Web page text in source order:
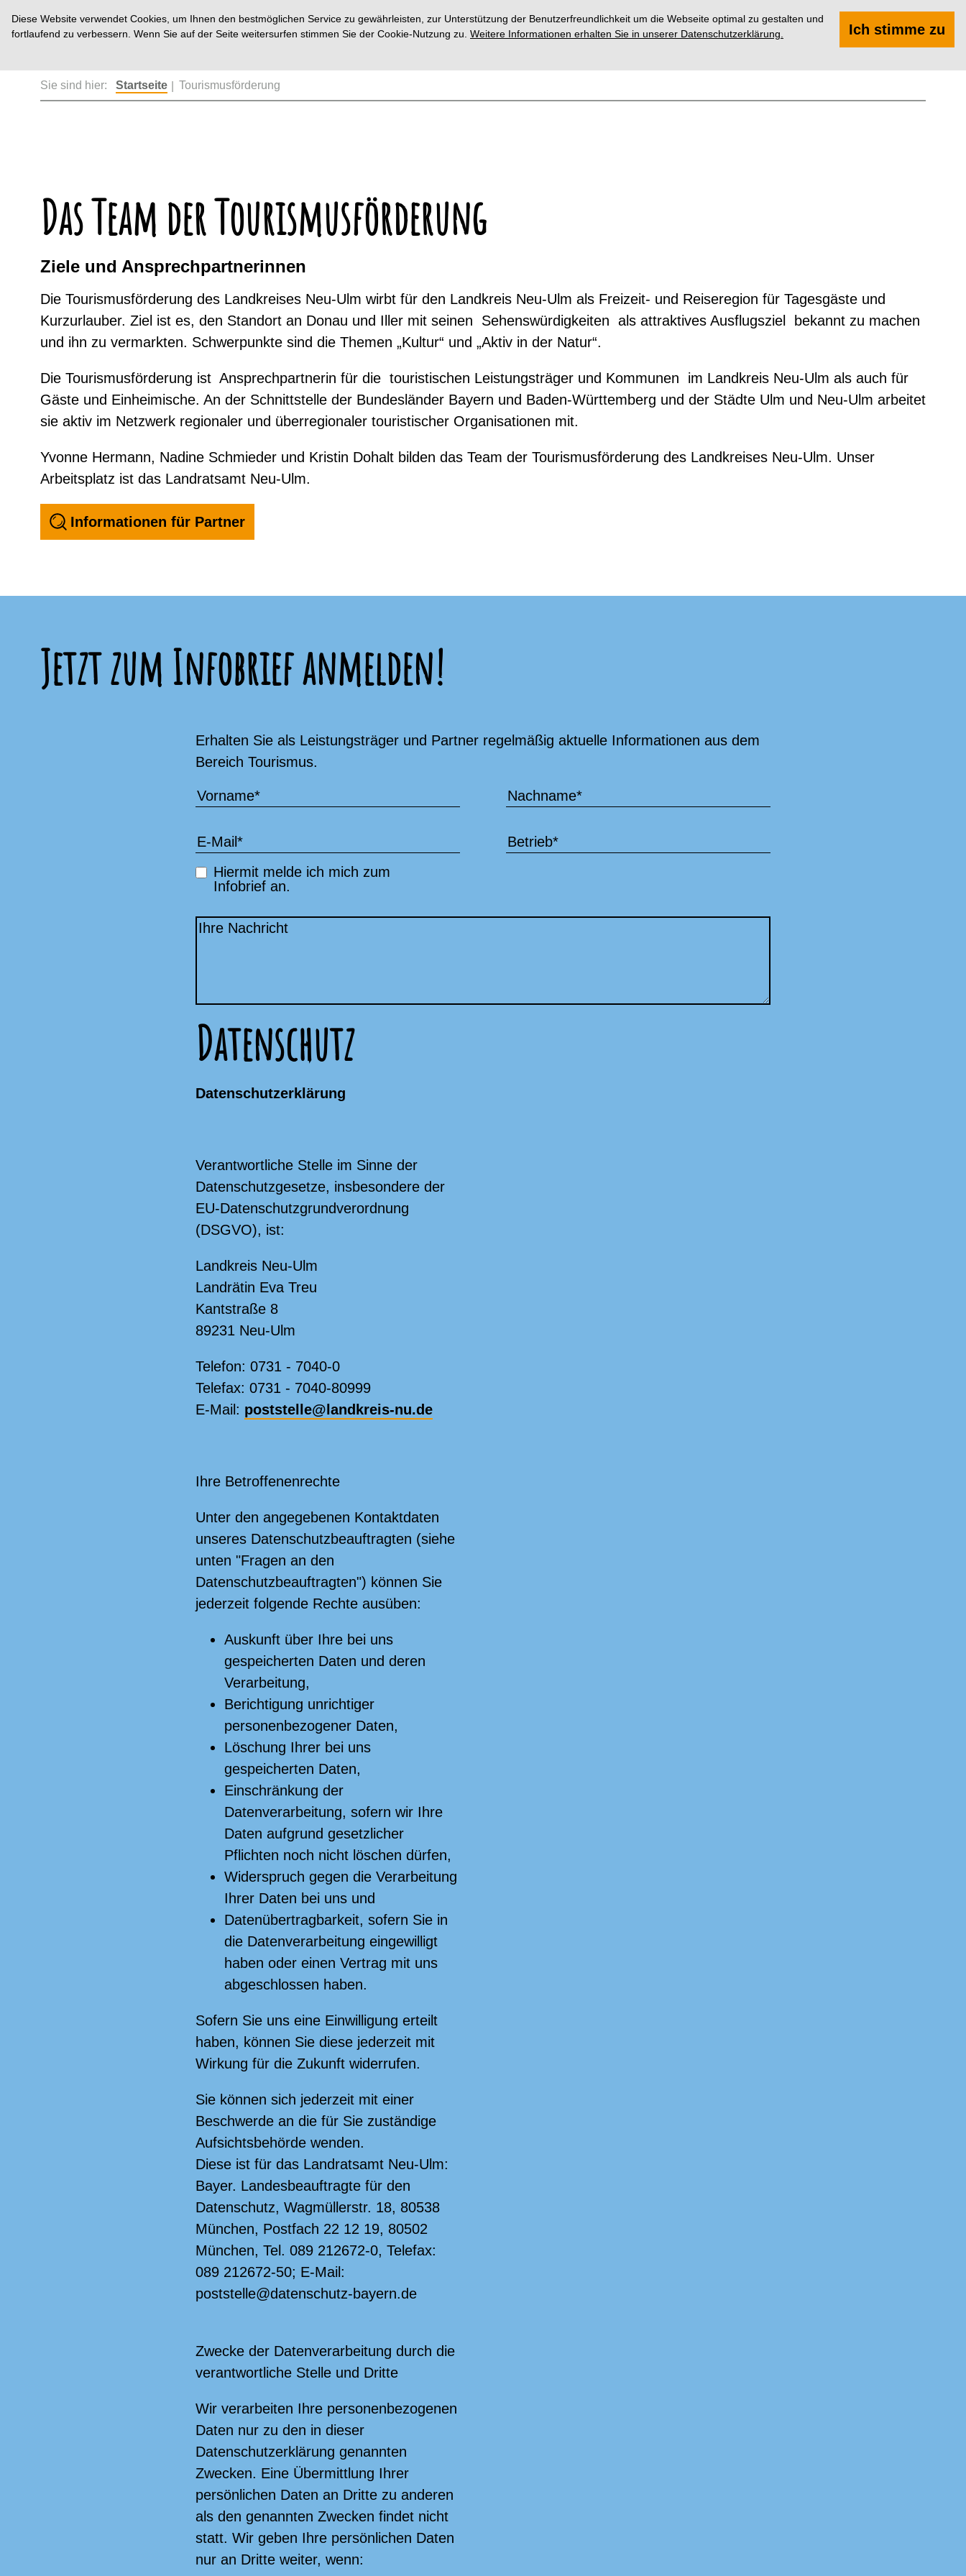
Diese Website verwendet Cookies, um Ihnen den bestmöglichen Service zu gewährleisten, zur Unterstützung der Benutzerfreundlichkeit um die Webseite optimal zu gestalten und
fortlaufend zu verbessern. Wenn Sie auf der Seite weitersurfen stimmen Sie der Cookie-Nutzung zu. Weitere Informationen erhalten Sie in unserer Datenschutzerklärung. Ich stimme zu
Suchen
Sie sind hier: Startseite Tourismusförderung
Das Team der Tourismusförderung
Ziele und Ansprechpartnerinnen
Die Tourismusförderung des Landkreises Neu-Ulm wirbt für den Landkreis Neu-Ulm als Freizeit- und Reiseregion für Tagesgäste und
Kurzurlauber. Ziel ist es, den Standort an Donau und Iller mit seinen Sehenswürdigkeiten als attraktives Ausflugsziel bekannt zu machen
und ihn zu vermarkten. Schwerpunkte sind die Themen „Kultur“ und „Aktiv in der Natur“.
Die Tourismusförderung ist Ansprechpartnerin für die touristischen Leistungsträger und Kommunen im Landkreis Neu-Ulm als auch für
Gäste und Einheimische. An der Schnittstelle der Bundesländer Bayern und Baden-Württemberg und der Städte Ulm und Neu-Ulm arbeitet
sie aktiv im Netzwerk regionaler und überregionaler touristischer Organisationen mit.
Yvonne Hermann, Nadine Schmieder und Kristin Dohalt bilden das Team der Tourismusförderung des Landkreises Neu-Ulm. Unser
Arbeitsplatz ist das Landratsamt Neu-Ulm.
Informationen für Partner
Jetzt zum Infobrief anmelden!
Erhalten Sie als Leistungsträger und Partner regelmäßig aktuelle Informationen aus dem
Bereich Tourismus.
Mail*
Checkbutton
Hiermit melde ich mich zum
Infobrief an.
Ihre
Nachricht
Datenschutz
Datenschutzerklärung
Verantwortliche Stelle im Sinne der
Datenschutzgesetze, insbesondere der
EU-Datenschutzgrundverordnung
(DSGVO), ist:
Landkreis Neu-Ulm
Landrätin Eva Treu
Kantstraße 8
89231 Neu-Ulm
Telefon: 0731 - 7040-0
Telefax: 0731 - 7040-80999
E-Mail: poststelle‎@landkreis-nu.de
Ihre Betroffenenrechte
Unter den angegebenen Kontaktdaten
unseres Datenschutzbeauftragten (siehe
unten "Fragen an den
Datenschutzbeauftragten") können Sie
jederzeit folgende Rechte ausüben:
Auskunft über Ihre bei uns
gespeicherten Daten und deren
Verarbeitung,
Berichtigung unrichtiger
personenbezogener Daten,
Löschung Ihrer bei uns
gespeicherten Daten,
Einschränkung der
Datenverarbeitung, sofern wir Ihre
Daten aufgrund gesetzlicher
Pflichten noch nicht löschen dürfen,
Widerspruch gegen die Verarbeitung
Ihrer Daten bei uns und
Datenübertragbarkeit, sofern Sie in
die Datenverarbeitung eingewilligt
haben oder einen Vertrag mit uns
abgeschlossen haben.
Sofern Sie uns eine Einwilligung erteilt
haben, können Sie diese jederzeit mit
Wirkung für die Zukunft widerrufen.
Sie können sich jederzeit mit einer
Beschwerde an die für Sie zuständige
Aufsichtsbehörde wenden.
Diese ist für das Landratsamt Neu-Ulm:
Bayer. Landesbeauftragte für den
Datenschutz, Wagmüllerstr. 18, 80538
München, Postfach 22 12 19, 80502
München, Tel. 089 212672-0, Telefax:
089 212672-50; E-Mail:
poststelle@datenschutz-bayern.de
Zwecke der Datenverarbeitung durch die
verantwortliche Stelle und Dritte
Wir verarbeiten Ihre personenbezogenen
Daten nur zu den in dieser
Datenschutzerklärung genannten
Zwecken. Eine Übermittlung Ihrer
persönlichen Daten an Dritte zu anderen
als den genannten Zwecken findet nicht
statt. Wir geben Ihre persönlichen Daten
nur an Dritte weiter, wenn: